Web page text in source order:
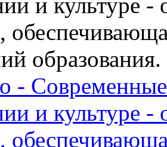
- Современные
и культуре -